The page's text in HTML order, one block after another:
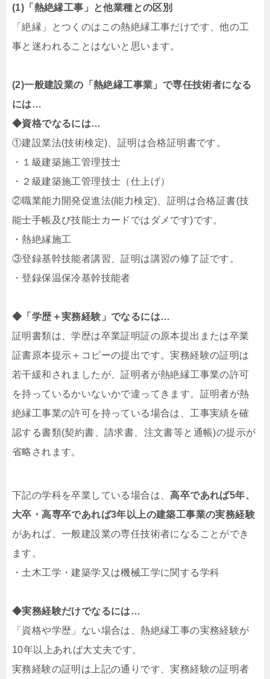
(1)「熱絶縁工事」と他業種との区別
「絶縁」とつくのはこの熱絶縁工事だけです、他の工
事と迷われることはないと思います。
(2)一般建設業の「熱絶縁工事業」で専任技術者になる
には…
◆資格でなるには…
①建設業法(技術検定)、証明は合格証明書です。
・１級建築施工管理技士
・２級建築施工管理技士（仕上げ）
②職業能力開発促進法(能力検定)、証明は合格証書(技
能士手帳及び技能士カードではダメです)です。
・熱絶縁施工
③登録基幹技能者講習、証明は講習の修了証です。
・登録保温保冷基幹技能者
◆「学歴＋実務経験」でなるには…
証明書類は、学歴は卒業証明証の原本提出または卒業
証書原本提示＋コピーの提出です。実務経験の証明は
若干緩和されましたが、証明者が熱絶縁工事業の許可
を持っているかいないかで違ってきます。証明者が熱
絶縁工事業の許可を持っている場合は、工事実績を確
認する書類(契約書、請求書、注文書等と通帳)の提示が
省略されます。
下記の学科を卒業している場合は、高卒であれば5年、
大卒・高専卒であれば3年以上の建築工事業の実務経験
があれば、一般建設業の専任技術者になることができ
ます。
・土木工学・建築学又は機械工学に関する学科
◆実務経験だけでなるには…
「資格や学歴」ない場合は、熱絶縁工事の実務経験が
10年以上あれば大丈夫です。
実務経験の証明は上記の通りです、実務経験の証明者